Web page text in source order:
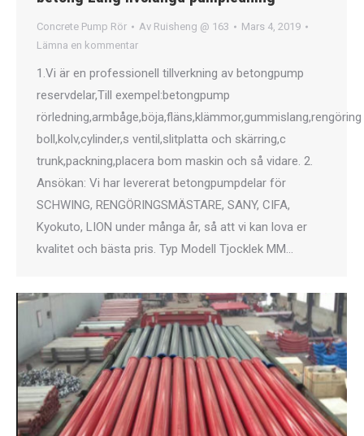
Concrete Pump Rör Av Ruisheng @ 163
Mars 4, 2019
Lämna en kommentar
1.Vi är en professionell tillverkning av betongpump
reservdelar,Till exempel:betongpump
rörledning,armbåge,böja,fläns,klämmor,gummislang,rengöring
boll,kolv,cylinder,s ventil,slitplatta och skärring,c
trunk,packning,placera bom maskin och så vidare. 2.
Ansökan: Vi har levererat betongpumpdelar för
SCHWING, RENGÖRINGSMÄSTARE, SANY, CIFA,
Kyokuto, LION under många år, så att vi kan lova er
kvalitet och bästa pris. Typ Modell Tjocklek MM…